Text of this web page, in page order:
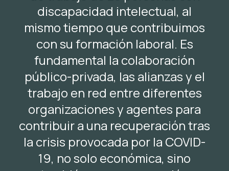
discapacidad intelectual, al
mismo tiempo que contribuimos
con su formación laboral. Es
fundamental la colaboración
público-privada, las alianzas y el
trabajo en red entre diferentes
organizaciones y agentes para
contribuir a una recuperación tras
la crisis provocada por la COVID-
19, no solo económica, sino